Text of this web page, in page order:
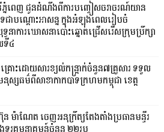
នីភ្នំពេញ ជូនដំណឹងពីការបញ្ចៀសចរាចរណ៍យាន
ជាបណ្តោះអាសន្ន ក្នុងអំឡុងពេលរៀបចំ
ទ្ធនាការឃោសនាបោះឆ្នោតជ្រើសរើសក្រុមប្រឹក្សា
ទី៤
គ្រោះដោយសារខ្យល់កន្ត្រាក់ចំនួន៧គ្រួសារ ទទួល
សធម៌ពីសាខាកាកបាទក្រហមកម្ពុជា ខេត្ត
ម៉ាណែត ចេញអនុក្រឹត្យតែងតាំងប្រធានមន្ទីរ